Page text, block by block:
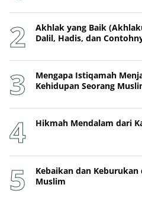
Akhlak yang Baik
Dalil, Hadis, dan
Mengapa Istiqamah
Kehidupan Seorang
Hikmah Mendalam dari
Kebaikan dan
Muslim